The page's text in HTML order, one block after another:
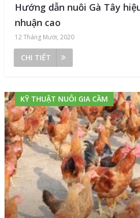
Hướng dẫn nuôi Gà Tây
nhuận cao
12 Tháng Mười, 2020
CHI TIẾT
KỸ THUẬT NUÔI GIA CẦM